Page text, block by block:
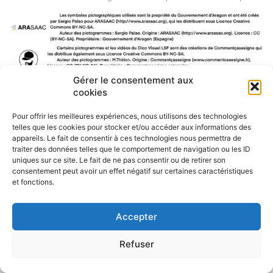
Gérer le consentement aux
cookies
Pour offrir les meilleures expériences, nous utilisons des technologies
telles que les cookies pour stocker et/ou accéder aux informations des
appareils. Le fait de consentir à ces technologies nous permettra de
traiter des données telles que le comportement de navigation ou les ID
uniques sur ce site. Le fait de ne pas consentir ou de retirer son
consentement peut avoir un effet négatif sur certaines caractéristiques
et fonctions.
Accepter
Refuser
c
e
b
o
o
W
a
t
s
A
p
s
s
e
n
g
r
t
a
g
e